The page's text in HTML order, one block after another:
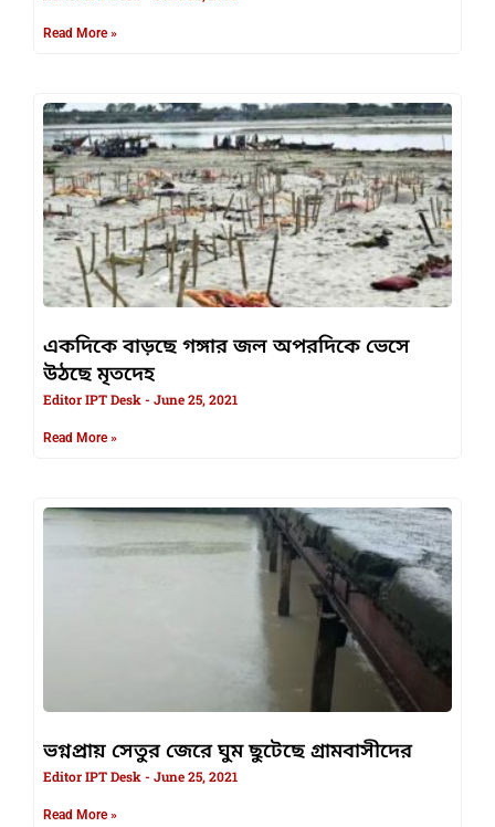
Read More »
একদিকে বাড়ছে গঙ্গার জল অপরদিকে ভেসে
উঠছে মৃতদেহ
Editor IPT Desk June 25, 2021
Read More »
ভগ্নপ্রায় সেতুর জেরে ঘুম ছুটেছে গ্রামবাসীদের
Editor IPT Desk June 25, 2021
Read More »